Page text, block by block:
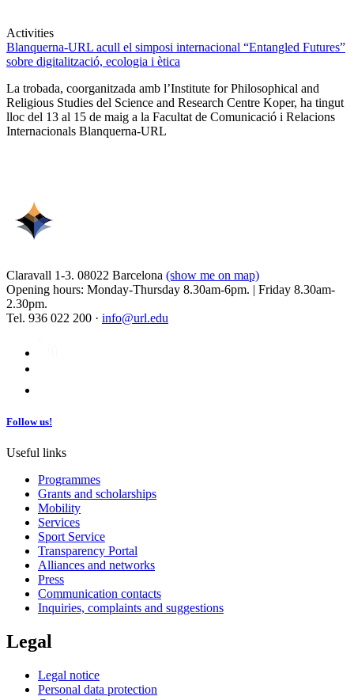
Activities
Blanquerna-URL acull el simposi internacional “Entangled Futures”
sobre digitalització, ecologia i ètica
La trobada, coorganitzada amb l’Institute for Philosophical and
Religious Studies del Science and Research Centre Koper, ha tingut
lloc del 13 al 15 de maig a la Facultat de Comunicació i Relacions
Internacionals Blanquerna-URL
Claravall 1-3. 08022 Barcelona (show me on map)
Opening hours: Monday-Thursday 8.30am-6pm. | Friday 8.30am-
2.30pm.
Tel. 936 022 200 · info@url.edu
Follow us!
Useful links
Programmes
Grants and scholarships
Mobility
Services
Sport Service
Transparency Portal
Alliances and networks
Press
Communication contacts
Inquiries, complaints and suggestions
Legal
Legal notice
Personal data protection